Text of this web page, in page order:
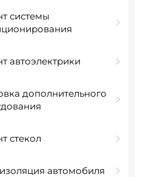
системы
автоэлектрики
дополнительного
стекол
автомобиля